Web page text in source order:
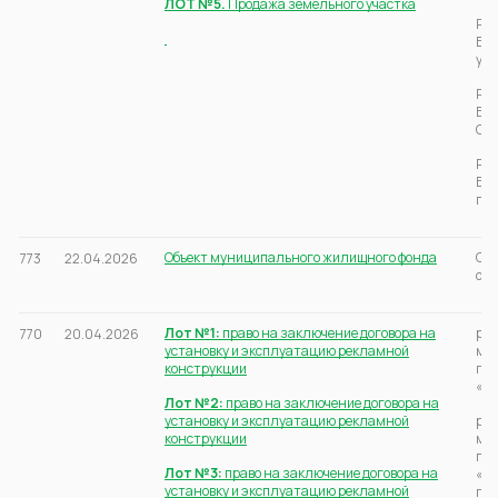
ул.
773 22.04.2026 Объект муниципального жилищного фонда
770 20.04.2026 Лот №1: право на заключение договора на
установку и эксплуатацию рекламной
конструкции
Лот №2: право на заключение договора на
установку и эксплуатацию рекламной
конструкции
Лот №3: право на заключение договора на
установку и эксплуатацию рекламной